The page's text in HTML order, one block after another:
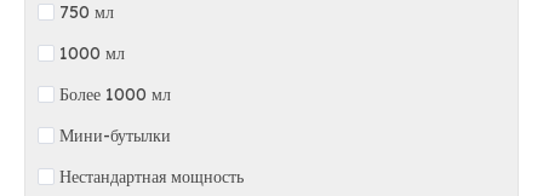
750 мл
1000 мл
Более 1000 мл
Мини-бутылки
Нестандартная мощность